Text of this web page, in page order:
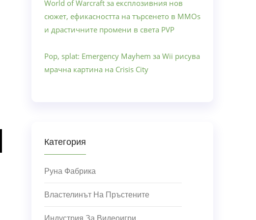
World of Warcraft за експлозивния нов
сюжет, ефикасността на търсенето в MMOs
и драстичните промени в света PVP
Pop, splat: Emergency Mayhem за Wii рисува
мрачна картина на Crisis City
Категория
Руна Фабрика
Властелинът На Пръстените
Индустрия За Видеоигри